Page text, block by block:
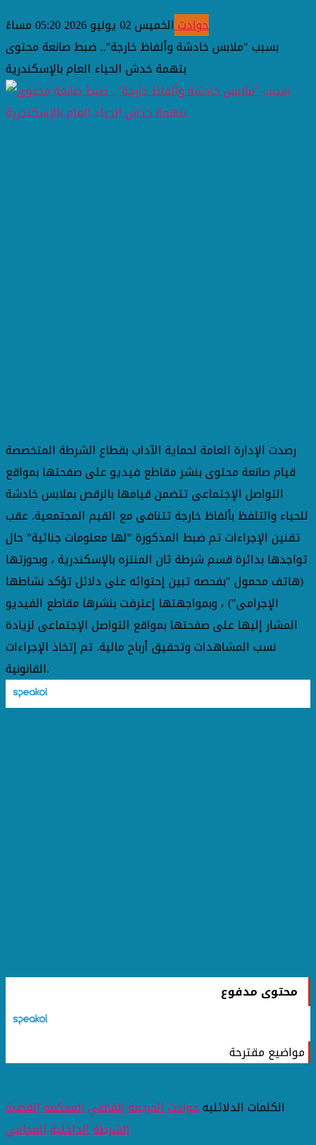
حوادثالخميس 02 يوليو 2026 05:20 مساءً
بسبب "ملابس خادشة وألفاظ خارجة".. ضبط صانعة محتوى
بتهمة خدش الحياء العام بالإسكندرية
رصدت الإدارة العامة لحماية الآداب بقطاع الشرطة المتخصصة
قيام صانعة محتوى بنشر مقاطع فيديو على صفحتها بمواقع
التواصل الإجتماعى تتضمن قيامها بالرقص بملابس خادشة
للحياء والتلفظ بألفاظ خارجة تتنافى مع القيم المجتمعية. عقب
تقنين الإجراءات تم ضبط المذكورة "لها معلومات جنائية" حال
تواجدها بدائرة قسم شرطة ثان المنتزه بالإسكندرية ، وبحوزتها
(هاتف محمول "بفحصه تبين إحتوائه على دلائل تؤكد نشاطها
الإجرامى") ، وبمواجهتها إعترفت بنشرها مقاطع الفيديو
المشار إليها على صفحتها بمواقع التواصل الإجتماعى لزيادة
نسب المشاهدات وتحقيق أرباح مالية. تم إتخاذ الإجراءات
القانونية.
محتوى مدفوع
مواضيع مقترحة
الكلمات الدلائليهحوادثالجريمةالقاضيالمحكمةالقضية
الشرطةالداخليةالمحامي